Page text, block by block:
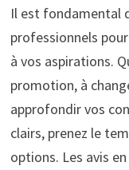
Il est fondamental
professionnels
à vos aspirations.
promotion, à
approfondir vos
clairs, prenez le
options. Les avis